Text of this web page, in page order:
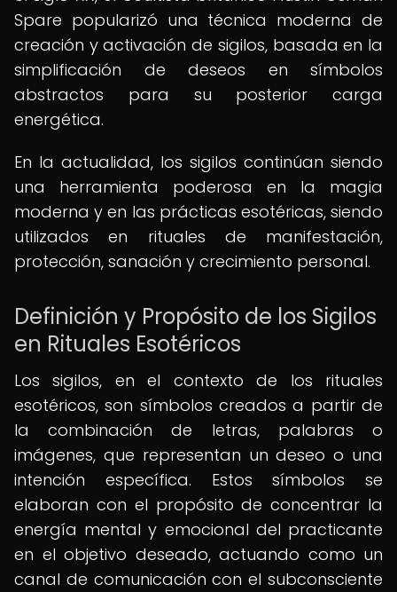
Spare popularizó una técnica moderna de
creación y activación de sigilos, basada en la
simplificación de deseos en símbolos
abstractos para su posterior carga
energética.
En la actualidad, los sigilos continúan siendo
una herramienta poderosa en la magia
moderna y en las prácticas esotéricas, siendo
utilizados en rituales de manifestación,
protección, sanación y crecimiento personal.
Definición y Propósito de los Sigilos
en Rituales Esotéricos
Los sigilos, en el contexto de los rituales
esotéricos, son símbolos creados a partir de
la combinación de letras, palabras o
imágenes, que representan un deseo o una
intención específica. Estos símbolos se
elaboran con el propósito de concentrar la
energía mental y emocional del practicante
en el objetivo deseado, actuando como un
canal de comunicación con el subconsciente